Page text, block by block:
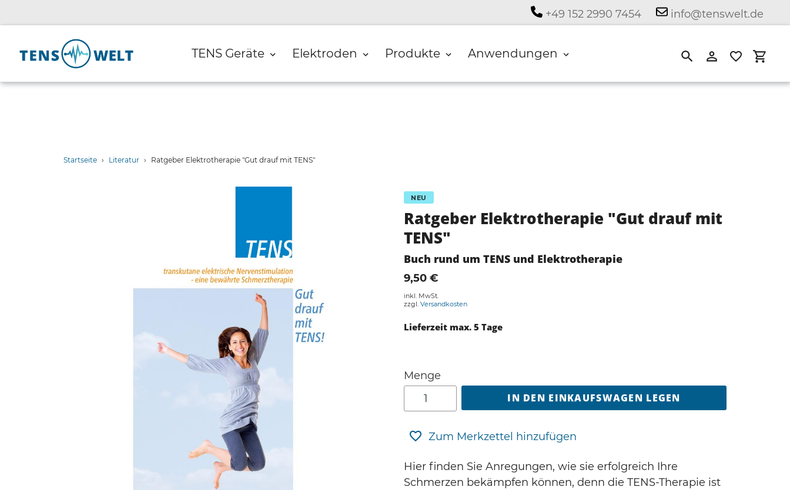
zum
+49 152 2990 7454 info@tenswelt.de
TENS Geräte Elektroden Produkte Anwendungen
SuchenEinloggen
Startseite › Literatur › Ratgeber Elektrotherapie "Gut drauf mit TENS"
NEU
Ratgeber Elektrotherapie "Gut drauf mit
TENS"
Buch rund um TENS und Elektrotherapie
9,50 €
inkl. MwSt.
zzgl. Versandkosten
Lieferzeit max. 5 Tage
Menge
IN DEN EINKAUFSWAGEN LEGEN
Zum Merkzettel hinzufügen
Hier finden Sie Anregungen, wie sie erfolgreich Ihre
Schmerzen bekämpfen können, denn die TENS-Therapie ist